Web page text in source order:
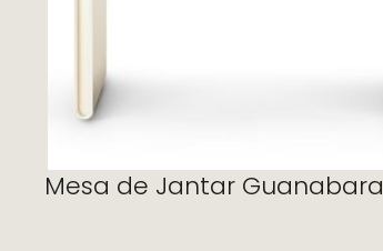
Mesa de Jantar Guanabara